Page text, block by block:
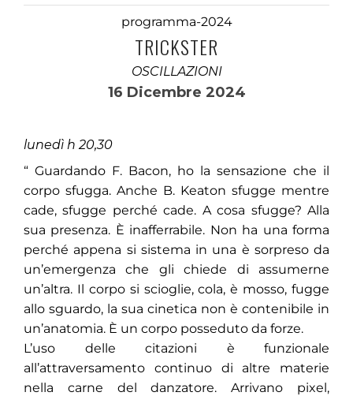
programma-2024
TRICKSTER
OSCILLAZIONI
16 Dicembre 2024
lunedì h 20,30
“ Guardando F. Bacon, ho la sensazione che il
corpo sfugga. Anche B. Keaton sfugge mentre
cade, sfugge perché cade. A cosa sfugge? Alla
sua presenza. È inafferrabile. Non ha una forma
perché appena si sistema in una è sorpreso da
un’emergenza che gli chiede di assumerne
un’altra. Il corpo si scioglie, cola, è mosso, fugge
allo sguardo, la sua cinetica non è contenibile in
un’anatomia. È un corpo posseduto da forze.
L’uso delle citazioni è funzionale
all’attraversamento continuo di altre materie
nella carne del danzatore. Arrivano pixel,